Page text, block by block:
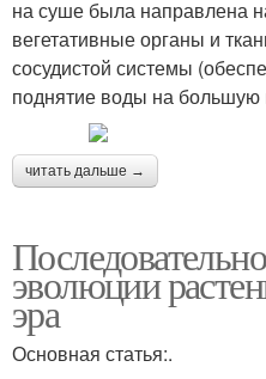
на суше была направлена
вегетативные органы и
сосудистой системы
поднятие воды на большую
читать дальше →
эволюции
эра
Основная статья:.